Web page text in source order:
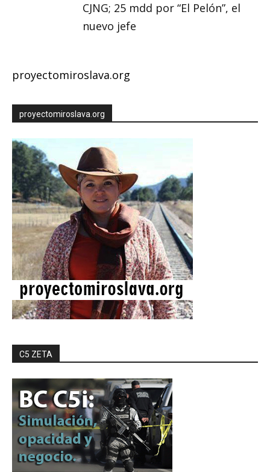
CJNG; 25 mdd por “El Pelón”, el
nuevo jefe
proyectomiroslava.org
proyectomiroslava.org
C5 ZETA